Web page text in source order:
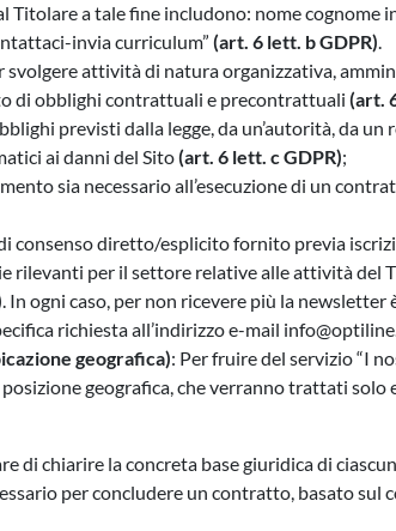
Titolare a tale fine includono: nome
invia curriculum” (art. 6 lett. b GDPR).
svolgere attività di natura organizzativa,
di obblighi contrattuali e precontrattuali (art.
previsti dalla legge, da un’autorità, da
ai danni del Sito(art. 6 lett. c GDPR);
sia necessario all’esecuzione di un
di consenso diretto/esplicito fornito previa
rilevanti per il settore relative alle attività
. In ogni caso, per non ricevere più la
richiesta all’indirizzo e-mail
geografica): Per fruire del servizio “I
geografica, che verranno trattati
di chiarire la concreta base giuridica di
per concludere un contratto, basato
Sweden - EUR € 15.00
Hungary - EUR € 15.00